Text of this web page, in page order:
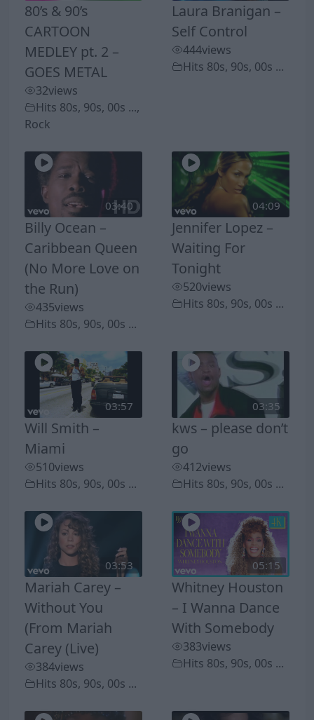
80’s & 90’s
CARTOON
MEDLEY pt. 2 –
GOES METAL
32views
Hits 80s, 90s, 00s ...,
Rock
Laura Branigan –
Self Control
444views
Hits 80s, 90s, 00s ...
03:40
Billy Ocean –
Caribbean Queen
(No More Love on
the Run)
435views
Hits 80s, 90s, 00s ...
04:09
Jennifer Lopez –
Waiting For
Tonight
520views
Hits 80s, 90s, 00s ...
03:57
Will Smith –
Miami
510views
Hits 80s, 90s, 00s ...
03:35
kws – please don’t
go
412views
Hits 80s, 90s, 00s ...
03:53
Mariah Carey –
Without You
(From Mariah
Carey (Live)
384views
Hits 80s, 90s, 00s ...
05:15
Whitney Houston
– I Wanna Dance
With Somebody
383views
Hits 80s, 90s, 00s ...